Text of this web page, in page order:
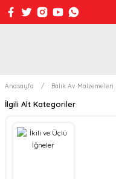
Anasayfa Balık Av Malzemeleri
İlgili Alt Kategoriler